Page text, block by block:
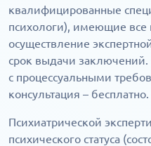
квалифицированные
психологи), имеющие
осуществление
срок выдачи
с процессуальными
консультация – бесплатно.
Психиатрической
психического статуса